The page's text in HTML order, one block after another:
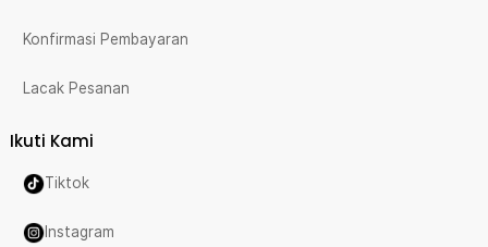
Konfirmasi Pembayaran
Lacak Pesanan
Ikuti Kami
Tiktok
Instagram